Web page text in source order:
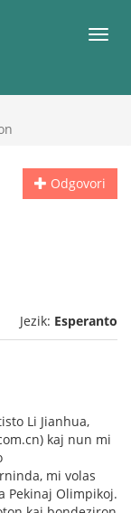
Meni
Odgovori
Jezik: Esperanto
Li Jianhua,
kaj nun mi
mi volas
Pekinaj Olimpikoj.